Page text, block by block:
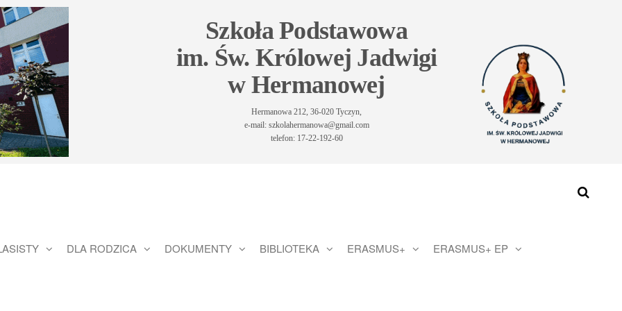
Szkoła Podstawowa
im. Św. Królowej Jadwigi
w Hermanowej
Hermanowa 212, 36-020 Tyczyn,
e-mail: szkolahermanowa@gmail.com
telefon: 17-22-192-60
DLA RODZICA DOKUMENTY BIBLIOTEKA ERASMUS+ ERASMUS+ EP